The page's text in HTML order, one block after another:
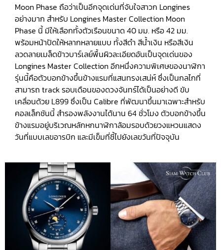
Moon Phase ถือว่าเป็นอีกจุดเด่นที่จับใจสาวก Longines
อย่างมาก สำหรับ Longines Master Collection Moon
Phase นี้ มีให้เลือกทั้งตัวเรือนขนาด 40 มม. หรือ 42 มม.
พร้อมหน้าปัดให้หลากหลายแบบ ทั้งสีดำ สีน้ำเงิน หรือสีเงิน
ลวดลายเมล็ดข้าวบาร์เลย์พื้นผิวละเอียดอันเป็นจุดเด่นของ
Longines Master Collection อีกหนึ่งความพิเศษของนาฬิกา
รุ่นนี้คือตัวบอกข้างขึ้นข้างแรมที่แสนทรงเสน่ห์ ซึ่งเป็นกลไกที่
สามารถ track รอบเดือนของดวงจันทร์ได้เป็นอย่างดี ขับ
เคลื่อนด้วย L899 ซึ่งเป็น Calibre ที่พัฒนาขึ้นมาเฉพาะสำหรับ
คอลเล็กชันนี้ สำรองพลังงานได้นาน 64 ชั่วโมง ตัวบอกข้างขึ้น
ข้างแรมอยู่บริเวณหลักหกนาฬิกาล้อมรอบด้วยวงแหวนแสดง
วันที่แบบเลขอารบิก และมีเข็มที่ชี้ไปยังเลขวันที่ปัจจุบัน